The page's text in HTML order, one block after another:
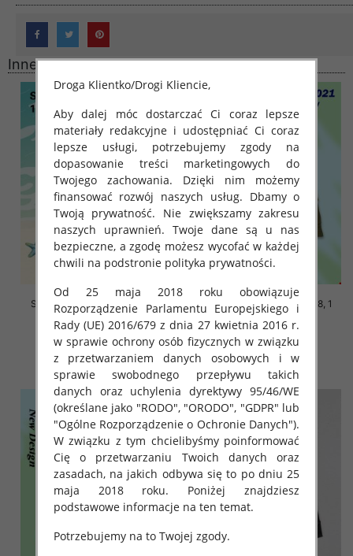
Inne produkty
Szorty chłopięce Roz 10-18, 1
kolor Paczka 6 szt
18.00 zł
szczegóły
Szorty chłopięce Roz 10-18, 1
kolor Paczka 6 szt
18.00 zł
szczegóły
Droga Klientko/Drogi Kliencie,
Aby dalej móc dostarczać Ci coraz lepsze
materiały redakcyjne i udostępniać Ci coraz
lepsze usługi, potrzebujemy zgody na
dopasowanie treści marketingowych do
Twojego zachowania. Dzięki nim możemy
finansować rozwój naszych usług. Dbamy o
Twoją prywatność. Nie zwiększamy zakresu
naszych uprawnień. Twoje dane są u nas
bezpieczne, a zgodę możesz wycofać w każdej
chwili na podstronie polityka prywatności.
Od 25 maja 2018 roku obowiązuje
Rozporządzenie Parlamentu Europejskiego i
Rady (UE) 2016/679 z dnia 27 kwietnia 2016 r.
w sprawie ochrony osób fizycznych w związku
z przetwarzaniem danych osobowych i w
sprawie swobodnego przepływu takich
danych oraz uchylenia dyrektywy 95/46/WE
(określane jako "RODO", "ORODO", "GDPR" lub
"Ogólne Rozporządzenie o Ochronie Danych").
W związku z tym chcielibyśmy poinformować
Cię o przetwarzaniu Twoich danych oraz
zasadach, na jakich odbywa się to po dniu 25
maja 2018 roku. Poniżej znajdziesz
podstawowe informacje na ten temat.
Potrzebujemy na to Twojej zgody.